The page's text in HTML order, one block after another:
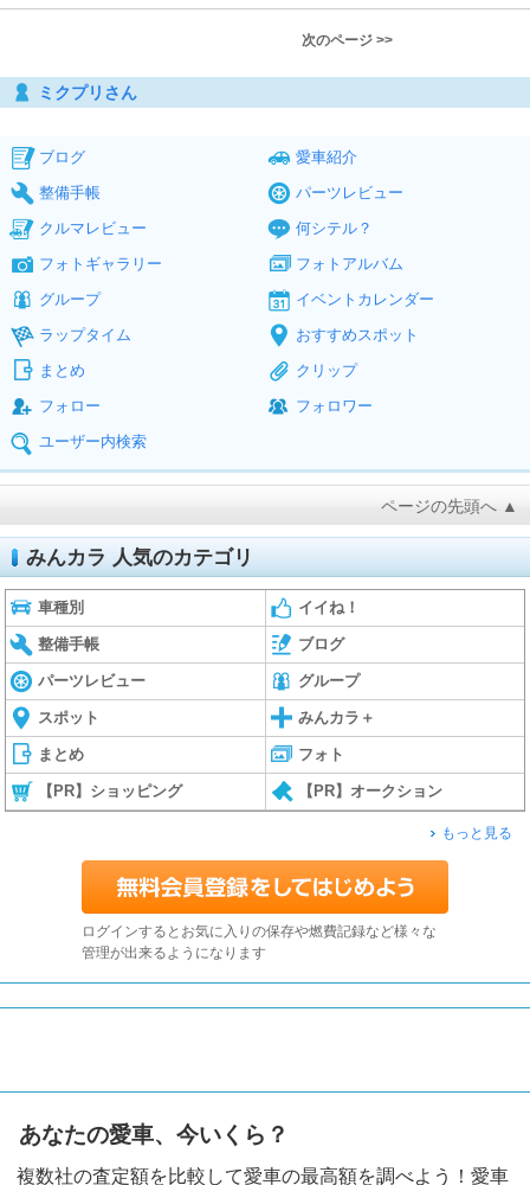
次のページ >>
ミクプリさん
ブログ
愛車紹介
整備手帳
パーツレビュー
クルマレビュー
何シテル？
フォトギャラリー
フォトアルバム
グループ
イベントカレンダー
ラップタイム
おすすめスポット
まとめ
クリップ
フォロー
フォロワー
ユーザー内検索
ページの先頭へ ▲
みんカラ 人気のカテゴリ
車種別 イイね！
整備手帳 ブログ
パーツレビュー グループ
スポット みんカラ＋
まとめ フォト
【PR】ショッピング 【PR】オークション
もっと見る
ログインするとお気に入りの保存や燃費記録など様々な
管理が出来るようになります
あなたの愛車、今いくら？
複数社の査定額を比較して愛車の最高額を調べよう！愛車